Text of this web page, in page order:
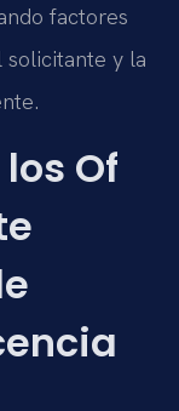
factores
solicitante y la
Of